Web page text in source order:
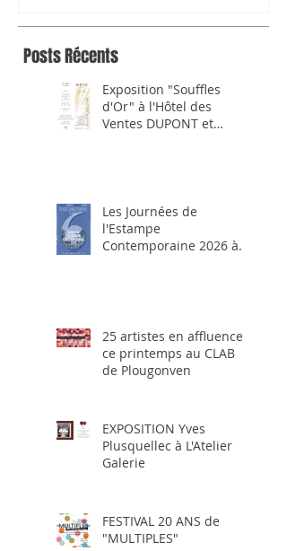
Posts Récents
Exposition "Souffles
d'Or" à l'Hôtel des
Ventes DUPONT et
Les Journées de
l'Estampe
Contemporaine 2026 à
25 artistes en affluence,
ce printemps au CLAB
de Plougonven
EXPOSITION Yves
Plusquellec à L'Atelier
Galerie
FESTIVAL 20 ANS de
"MULTIPLES"